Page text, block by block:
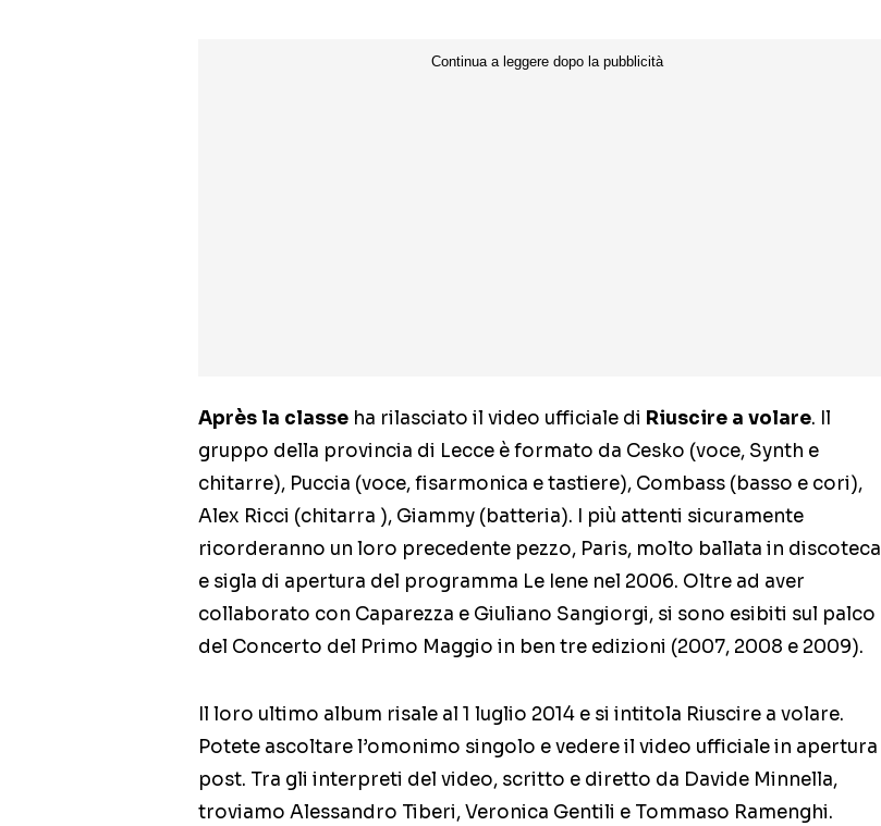
Après la classe ha rilasciato il video ufficiale di Riuscire a volare. Il
gruppo della provincia di Lecce è formato da Cesko (voce, Synth e
chitarre), Puccia (voce, fisarmonica e tastiere), Combass (basso e cori),
Alex Ricci (chitarra ), Giammy (batteria). I più attenti sicuramente
ricorderanno un loro precedente pezzo, Paris, molto ballata in discoteca
e sigla di apertura del programma Le Iene nel 2006. Oltre ad aver
collaborato con Caparezza e Giuliano Sangiorgi, si sono esibiti sul palco
del Concerto del Primo Maggio in ben tre edizioni (2007, 2008 e 2009).
Il loro ultimo album risale al 1 luglio 2014 e si intitola Riuscire a volare.
Potete ascoltare l’omonimo singolo e vedere il video ufficiale in apertura
post. Tra gli interpreti del video, scritto e diretto da Davide Minnella,
troviamo Alessandro Tiberi, Veronica Gentili e Tommaso Ramenghi.